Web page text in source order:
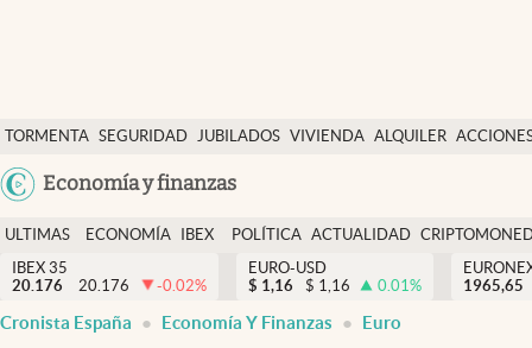
TORMENTA SEGURIDAD JUBILADOS VIVIENDA ALQUILER
USA
Economía y finanzas
Economía y finanzas
Política
Actualidad
Criptomonedas
España
ULTIMAS
NOTICIAS
ECONOMÍA
FINANZAS
IBEX
EURO
POLÍTICA ACTUALIDAD
IBEX 35
20.176
20.176 -0.02%
EURO-USD
$ 1,16 $ 1,16 0.01%
1965,65
Cronista España Economía Y Finanzas Euro